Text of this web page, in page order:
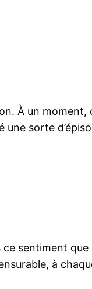
À un moment,
une sorte
ce sentiment
à